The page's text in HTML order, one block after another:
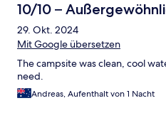
10/10 –
29. Okt. 2024
Mit Google übersetzen
The campsite was clean, cool
need.
Andreas, Aufenthalt von 1 Nacht